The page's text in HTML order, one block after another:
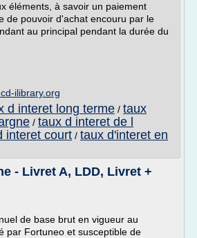
éléments, à savoir un paiement
de pouvoir d'achat encouru par le
au principal pendant la durée du
ilibrary.org
d interet long terme / taux
/ taux d interet de l
interet court / taux d'interet en
- Livret A, LDD, Livret +
de base brut en vigueur au
par Fortuneo et susceptible de